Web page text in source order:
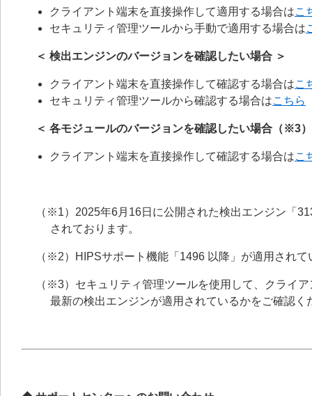
クライアント端末を直接操作して適用する場合はこ
セキュリティ管理ツールから手動で適用する場合は
＜ 検出エンジンのバージョンを確認したい場合 ＞
クライアント端末を直接操作して確認する場合はこ
セキュリティ管理ツールから確認する場合はこちら
＜ 各モジュールのバージョンを確認したい場合（※3
クライアント端末を直接操作して確認する場合はこ
（※1）2025年6月16日に公開された検出エンジン「
されております。
（※2）HIPSサポート機能「1496 以降」が適用され
（※3）セキュリティ管理ツールを使用して、クライ
最新の検出エンジンが適用されているかをご確認く